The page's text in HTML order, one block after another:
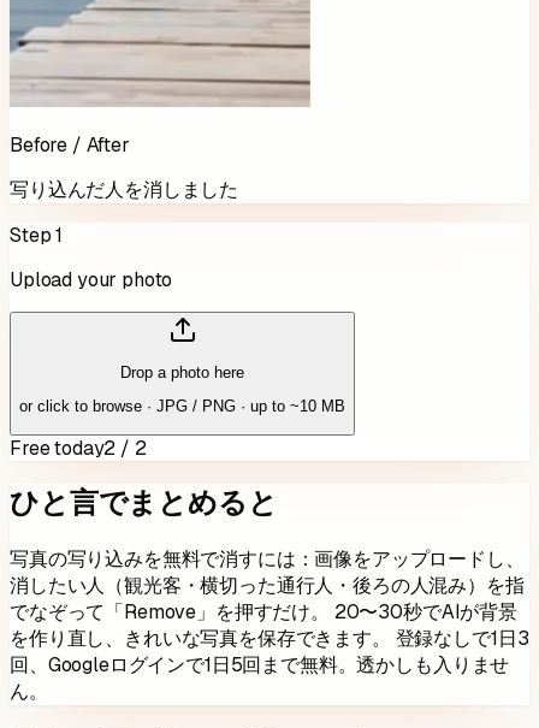
Before / After
写り込んだ人を消しました
Step 1
Upload your photo
Drop a photo here
or click to browse · JPG / PNG · up to ~10 MB
Free today2 / 2
ひと言でまとめると
写真の写り込みを無料で消すには：画像をアップロードし、
消したい人（観光客・横切った通行人・後ろの人混み）を指
でなぞって「Remove」を押すだけ。 20〜30秒でAIが背景
を作り直し、きれいな写真を保存できます。 登録なしで1日3
回、Googleログインで1日5回まで無料。透かしも入りませ
ん。